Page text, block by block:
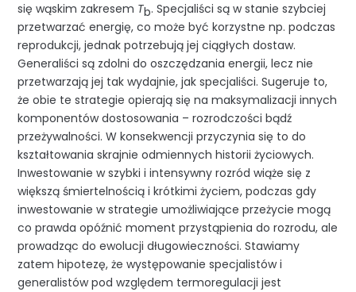
się wąskim zakresem Tb. Specjaliści są w stanie szybciej
przetwarzać energię, co może być korzystne np. podczas
reprodukcji, jednak potrzebują jej ciągłych dostaw.
Generaliści są zdolni do oszczędzania energii, lecz nie
przetwarzają jej tak wydajnie, jak specjaliści. Sugeruje to,
że obie te strategie opierają się na maksymalizacji innych
komponentów dostosowania – rozrodczości bądź
przeżywalności. W konsekwencji przyczynia się to do
kształtowania skrajnie odmiennych historii życiowych.
Inwestowanie w szybki i intensywny rozród wiąże się z
większą śmiertelnością i krótkimi życiem, podczas gdy
inwestowanie w strategie umożliwiające przeżycie mogą
co prawda opóźnić moment przystąpienia do rozrodu, ale
prowadząc do ewolucji długowieczności. Stawiamy
zatem hipotezę, że występowanie specjalistów i
generalistów pod względem termoregulacji jest